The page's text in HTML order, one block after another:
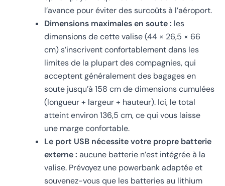
l’avance pour éviter des surcoûts à l’aéroport.
Dimensions maximales en soute : les
dimensions de cette valise (44 × 26,5 × 66
cm) s’inscrivent confortablement dans les
limites de la plupart des compagnies, qui
acceptent généralement des bagages en
soute jusqu’à 158 cm de dimensions cumulées
(longueur + largeur + hauteur). Ici, le total
atteint environ 136,5 cm, ce qui vous laisse
une marge confortable.
Le port USB nécessite votre propre batterie
externe : aucune batterie n’est intégrée à la
valise. Prévoyez une powerbank adaptée et
souvenez-vous que les batteries au lithium